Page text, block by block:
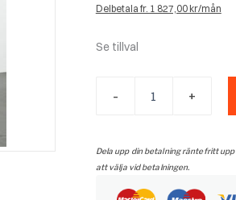
Delbetala fr. 1 827,00 kr/mån
Se tillval
-
1678
INSATS
mängd
+
Dela upp din betalning räntefritt
att välja vid betalningen.